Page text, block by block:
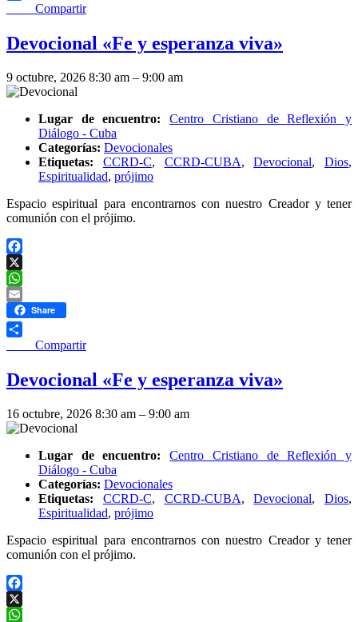
____ Compartir
Devocional «Fe y esperanza viva»
9 octubre, 2026 8:30 am – 9:00 am
Lugar de encuentro:
Centro Cristiano de Reflexión y
Diálogo - Cuba
Categorías: Devocionales
Etiquetas:
CCRD-C, CCRD-CUBA,Devocional, Dios,
Espiritualidad, prójimo
Espacio espiritual para encontrarnos con nuestro Creador y tener
comunión con el prójimo.
Facebook
X
WhatsApp
EmailShare
____ Compartir
Devocional «Fe y esperanza viva»
16 octubre, 2026 8:30 am – 9:00 am
Lugar de encuentro:
Centro Cristiano de Reflexión y
Diálogo - Cuba
Categorías: Devocionales
Etiquetas:
CCRD-C, CCRD-CUBA,Devocional, Dios,
Espiritualidad, prójimo
Espacio espiritual para encontrarnos con nuestro Creador y tener
comunión con el prójimo.
Facebook
X